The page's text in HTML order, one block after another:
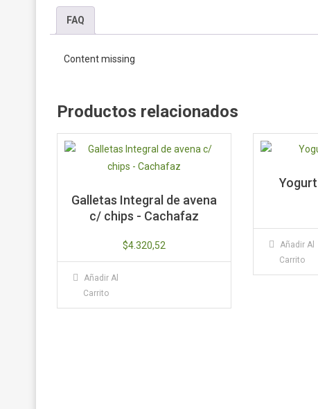
FAQ
Content missing
Productos relacionados
Galletas Integral de avena
c/ chips - Cachafaz
$4.320,52
Añadir Al
Carrito
Añadir Al
Carrito